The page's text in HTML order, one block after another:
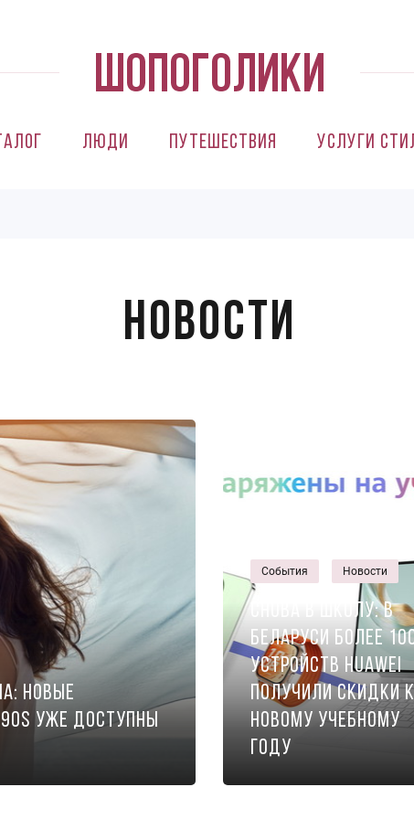
Люди Путешествия Услуги
Новости
новые
уже доступны
События Новости
Снова в школу: в
Беларуси более
устройств Huawei
получили скидки к
новому учебному
году